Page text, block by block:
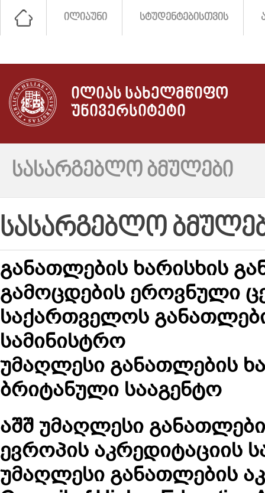
ᲘᲚᲘᲐᲣᲜᲘ ᲡᲢᲣᲓᲔᲜᲢᲔᲑᲘᲡᲗᲕᲘᲡ
ᲘᲚᲘᲐᲡ ᲡᲐᲮᲔᲚᲛᲬᲘᲤᲝ
ᲣᲜᲘᲕᲔᲠᲡᲘᲢᲔᲢᲘ
ᲡᲐᲡᲐᲠᲒᲔᲑᲚᲝ ᲑᲛᲣᲚᲔᲑᲘ
ᲡᲐᲡᲐᲠᲒᲔᲑᲚᲝ
განათლების ხარისხის
გამოცდების ეროვნული
საქართველოს
სამინისტრო
უმაღლესი განათლების
ბრიტანული სააგენტო
აშშ უმაღლესი
ევროპის აკრედიტაციის
უმაღლესი განათლების